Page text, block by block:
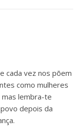
cada vez nos põem
como mulheres
mas lembra-te
depois da